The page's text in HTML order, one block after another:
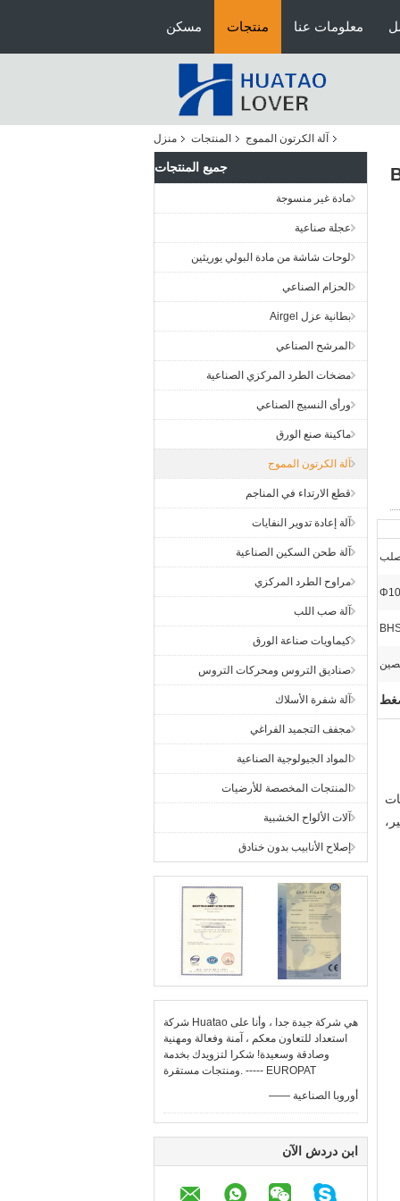
مسكن منتجات معلومات عنا
منزل المنتجات آلة الكرتون المموج
جميع المنتجات
مادة غير منسوجة
عجلة صناعية
لوحات شاشة من مادة البولي يوريثين
الحزام الصناعي
بطانية عزل Airgel
المرشح الصناعي
مضخات الطرد المركزي الصناعية
ورأى النسيج الصناعي
ماكينة صنع الورق
آلة الكرتون المموج
قطع الارتداء في المناجم
آلة إعادة تدوير النفايات
آلة طحن السكين الصناعية
مراوح الطرد المركزي
آلة صب اللب
كيماويات صناعة الورق
صناديق التروس ومحركات التروس
آلة شفرة الأسلاك
مجفف التجميد الفراغي
المواد الجيولوجية الصناعية
المنتجات المخصصة للأرضيات
آلات الألواح الخشبية
إصلاح الأنابيب بدون خنادق
شركة Huatao هي شركة جيدة جدا ، وأنا على
استعداد للتعاون معكم ، آمنة وفعالة ومهنية
وصادقة وسعيدة! شكرا لتزويدك بخدمة
ومنتجات مستقرة. ----- EUROPAT
—— أوروبا الصناعية
ابن دردش الآن